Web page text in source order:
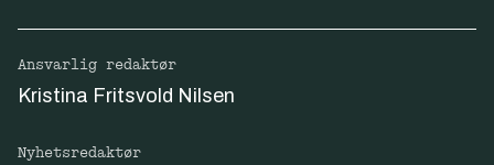
Ansvarlig redaktør
Kristina Fritsvold Nilsen
Nyhetsredaktør